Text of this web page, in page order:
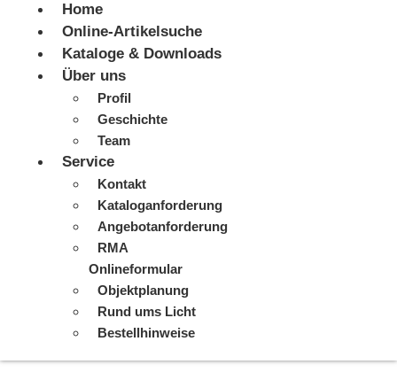
Home
Online-Artikelsuche
Kataloge & Downloads
Über uns
Profil
Geschichte
Team
Service
Kontakt
Kataloganforderung
Angebotanforderung
RMA
Onlineformular
Objektplanung
Rund ums Licht
Bestellhinweise